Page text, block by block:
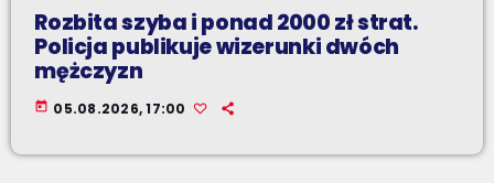
Rozbita szyba i ponad 2000 zł strat.
Policja publikuje wizerunki dwóch
mężczyzn
today 05.08.2026, 17:00